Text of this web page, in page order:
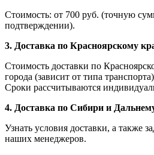
Стоимость: от 700 руб. (точную
подтверждении).
3. Доставка по Красноярскому
Стоимость доставки по
города (зависит от типа
Сроки рассчитываются
4. Доставка по Сибири и
Узнать условия доставки, а также
наших менеджеров.